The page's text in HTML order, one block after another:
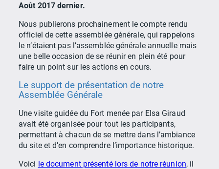
Août 2017 dernier.
Nous publierons prochainement le compte rendu
officiel de cette assemblée générale, qui rappelons
le n’étaient pas l’assemblée générale annuelle mais
une belle occasion de se réunir en plein été pour
faire un point sur les actions en cours.
Le support de présentation de notre
Assemblée Générale
Une visite guidée du Fort menée par Elsa Giraud
avait été organisée pour tout les participants,
permettant à chacun de se mettre dans l’ambiance
du site et d’en comprendre l’importance historique.
Voici le document présenté lors de notre réunion, il